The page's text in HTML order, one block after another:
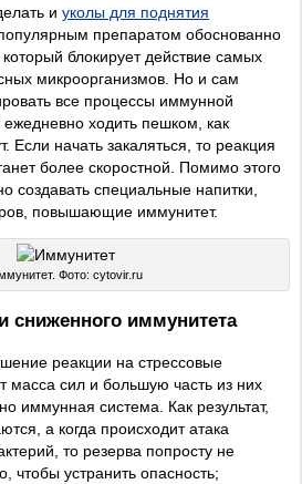
иуколы для поднятия
препаратом обоснованно
блокирует действие самых
микроорганизмов. Но и сам
все процессы иммунной
ходить пешком, как
Если начать закаляться, то реакция
более скоростной. Помимо этого
создавать специальные напитки,
повышающие иммунитет.
Фото: cytovir.ru
сниженного иммунитета
реакции на стрессовые
масса сил и большую часть из них
иммунная система. Как результат,
а когда происходит атака
то резерва попросту не
чтобы устранить опасность;